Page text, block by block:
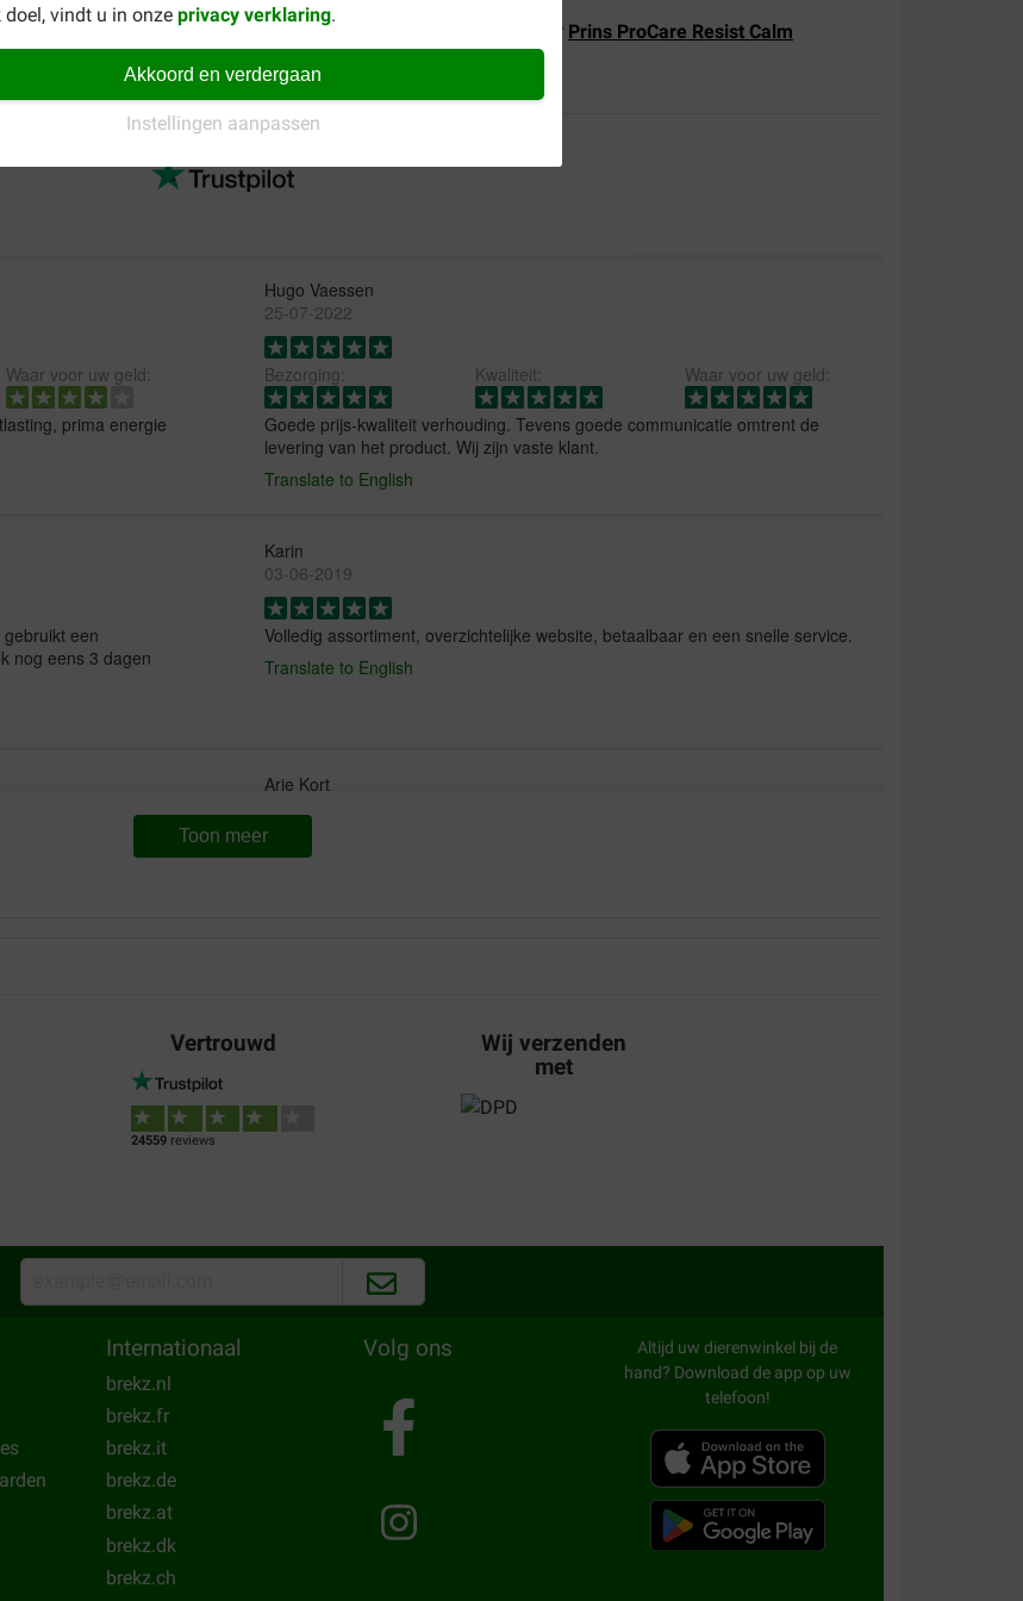
doel, vindt u in onze privacy verklaring.
Akkoord en verdergaan
Instellingen aanpassen
op zoek naar ander voer voor uw hond dan kunt u kijken naar Prins ProCare Resist Calm
kijkt u op de merkpagina van
Waar voor uw geld:
prima energie
Hugo Vaessen
25-07-2022
Bezorging: Kwaliteit: Waar voor uw geld:
Goede prijs-kwaliteit verhouding. Tevens goede communicatie omtrent de
levering van het product. Wij zijn vaste klant.
Translate to English
een
nog eens 3 dagen
Karin
03-06-2019
Volledig assortiment, overzichtelijke website, betaalbaar en een snelle service.
Translate to English
Arie Kort
Onze grote berner sennenhond heeft aan deze brokken voldoende voeding en
energie. De bokken liggewn geen 5 min. in zijn bak zo lekker zijn ze.
Translate to English
combineren met
voer voor een mooie
verpakkingsdoos was aanzienlijk beschadigd verder alles top
Toon meer
Vertrouwd
24559reviews
Wij verzenden
met
Internationaal
brekz.nl
brekz.fr
brekz.it
brekz.de
brekz.at
brekz.dk
brekz.ch
Volg ons
Altijd uw dierenwinkel bij de
hand? Download de app op uw
telefoon!